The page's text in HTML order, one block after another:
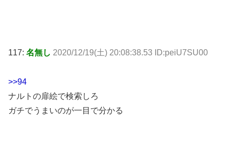
117: 名無し 2020/12/19(土) 20:08:38.53 ID:peiU7SU00
>>94
ナルトの扉絵で検索しろ
ガチでうまいのが一目で分かる